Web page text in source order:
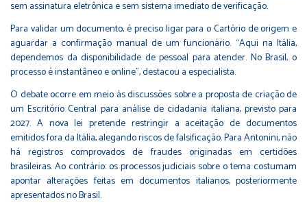
sem assinatura eletrônica e sem sistema imediato de verificação.
Para validar um documento, é preciso ligar para o Cartório de origem e
aguardar a confirmação manual de um funcionário. “Aqui na Itália,
dependemos da disponibilidade de pessoal para atender. No Brasil, o
processo é instantâneo e online”, destacou a especialista.
O debate ocorre em meio às discussões sobre a proposta de criação de
um Escritório Central para análise de cidadania italiana, previsto para
2027. A nova lei pretende restringir a aceitação de documentos
emitidos fora da Itália, alegando riscos de falsificação. Para Antonini, não
há registros comprovados de fraudes originadas em certidões
brasileiras. Ao contrário: os processos judiciais sobre o tema costumam
apontar alterações feitas em documentos italianos, posteriormente
apresentados no Brasil.